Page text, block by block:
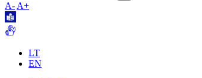
A- A+
LT
EN